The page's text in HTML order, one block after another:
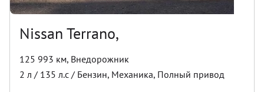
Nissan Terrano,
125 993 км, Внедорожник
2 л / 135 л.с / Бензин, Механика, Полный привод